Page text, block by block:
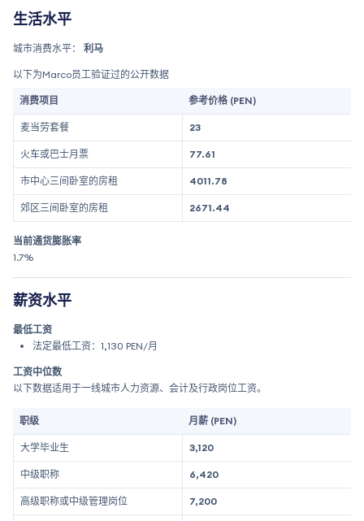
生活水平
城市消费水平： 利马
以下为Marco员工验证过的公开数据
消费项目 参考价格 (PEN)
麦当劳套餐 23
火车或巴士月票 77.61
市中心三间卧室的房租 4011.78
郊区三间卧室的房租 2671.44
当前通货膨胀率
1.7%
薪资水平
最低工资
法定最低工资：1,130 PEN/月
工资中位数
以下数据适用于一线城市人力资源、会计及行政岗位工资。
职级 月薪 (PEN)
大学毕业生 3,120
中级职称 6,420
高级职称或中级管理岗位 7,200